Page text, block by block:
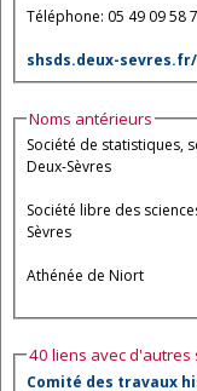
Téléphone: 05 49 09 58
shsds.deux-sevres.fr/
Noms antérieurs
Société de statistiques,
Deux-Sèvres
Société libre des
Sèvres
Athénée de Niort
40 liens avec d'autres
Comité des travaux